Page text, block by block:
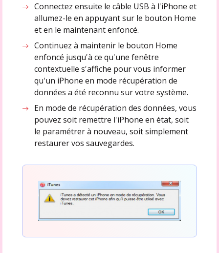
Connectez ensuite le câble USB à l'iPhone et
allumez-le en appuyant sur le bouton Home
et en le maintenant enfoncé.
Continuez à maintenir le bouton Home
enfoncé jusqu'à ce qu'une fenêtre
contextuelle s'affiche pour vous informer
qu'un iPhone en mode récupération de
données a été reconnu sur votre système.
En mode de récupération des données, vous
pouvez soit remettre l'iPhone en état, soit
le paramétrer à nouveau, soit simplement
restaurer vos sauvegardes.